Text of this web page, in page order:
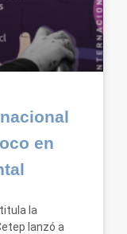
en
la
lanzó a